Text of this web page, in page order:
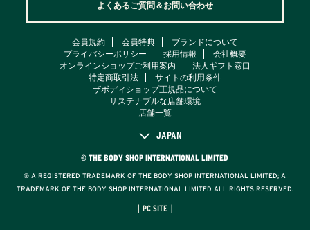
よくあるご質問＆お問い合わせ
会員規約 会員特典
ブランドについて
プライバシーポリシー
採用情報
会社概要
オンラインショップご利用案内
法人ギフト窓口
特定商取引法
サイトの利用条件
ザボディショップ正規品について
サステナブルな店舗環境
店舗一覧
JAPAN
© THE BODY SHOP INTERNATIONAL LIMITED
® A REGISTERED TRADEMARK OF THE BODY SHOP INTERNATIONAL LIMITED; A
TRADEMARK OF THE BODY SHOP INTERNATIONAL LIMITED ALL RIGHTS RESERVED.
｜PC SITE｜